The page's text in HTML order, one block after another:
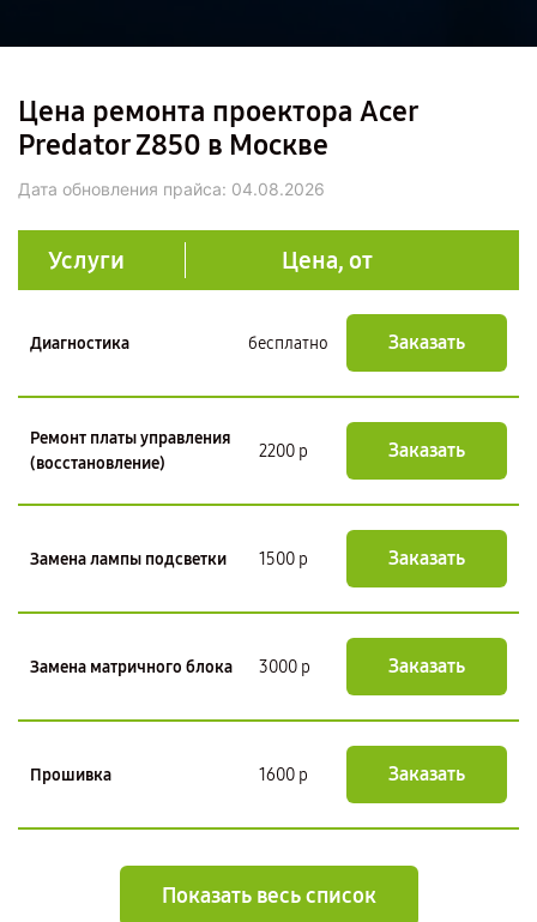
Цена ремонта проектора Acer
Predator Z850 в Москве
Дата обновления прайса: 04.08.2026
Услуги Цена, от
Диагностика бесплатно Заказать
Ремонт платы управления
(восстановление)
2200 р Заказать
Замена лампы подсветки 1500 р Заказать
Замена матричного блока 3000 р Заказать
Прошивка 1600 р Заказать
Показать весь список